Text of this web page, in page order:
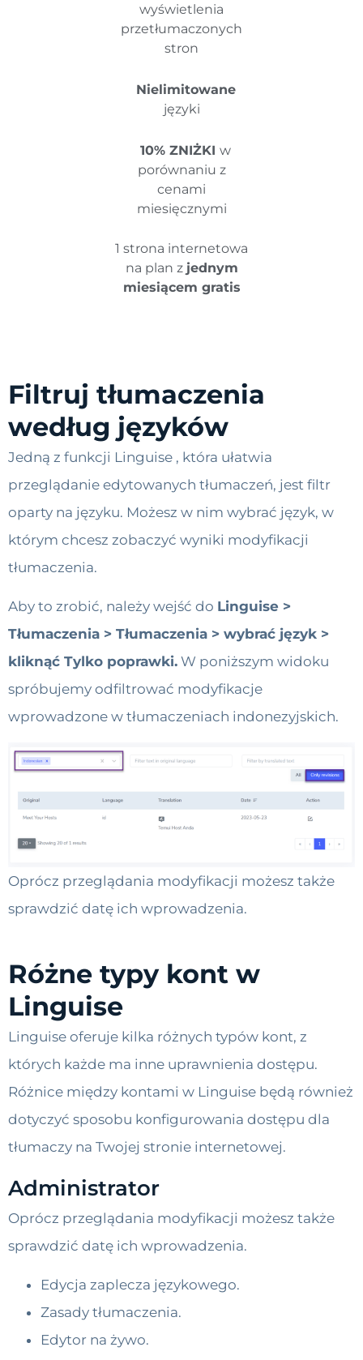
wyświetlenia
przetłumaczonych
stron
Nielimitowane
języki
10% ZNIŻKI w
porównaniu z
cenami
miesięcznymi
1 strona internetowa
na plan z jednym
miesiącem gratis
Filtruj tłumaczenia
według języków
Jedną z funkcji Linguise , która ułatwia
przeglądanie edytowanych tłumaczeń, jest filtr
oparty na języku. Możesz w nim wybrać język, w
którym chcesz zobaczyć wyniki modyfikacji
tłumaczenia.
Aby to zrobić, należy wejść do Linguise >
Tłumaczenia > Tłumaczenia > wybrać język >
kliknąć Tylko poprawki. W poniższym widoku
spróbujemy odfiltrować modyfikacje
wprowadzone w tłumaczeniach indonezyjskich.
Oprócz przeglądania modyfikacji możesz także
sprawdzić datę ich wprowadzenia.
Różne typy kont w
Linguise
Linguise oferuje kilka różnych typów kont, z
których każde ma inne uprawnienia dostępu.
Różnice między kontami w Linguise będą również
dotyczyć sposobu konfigurowania dostępu dla
tłumaczy na Twojej stronie internetowej.
Administrator
Oprócz przeglądania modyfikacji możesz także
sprawdzić datę ich wprowadzenia.
Edycja zaplecza językowego.
Zasady tłumaczenia.
Edytor na żywo.